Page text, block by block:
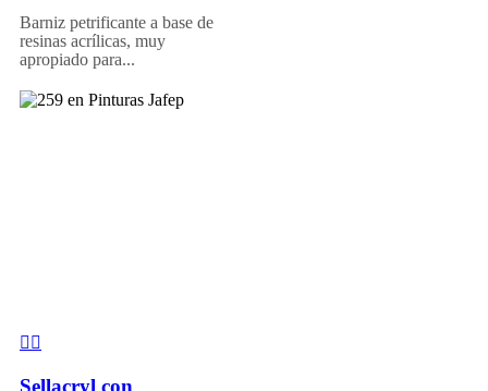
Barniz petrificante a base de
resinas acrílicas, muy
apropiado para...
Sellacryl con